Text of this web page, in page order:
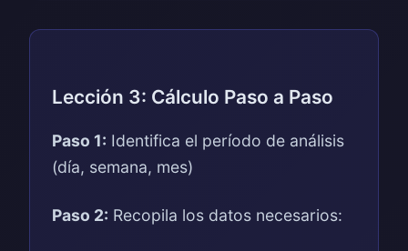
Lección 3: Cálculo Paso a Paso
Paso 1: Identifica el período de análisis
(día, semana, mes)
Paso 2: Recopila los datos necesarios: